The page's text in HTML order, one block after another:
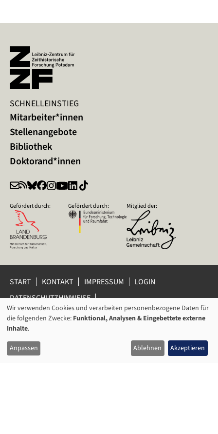
SCHNELLEINSTIEG
Mitarbeiter*innen
Stellenangebote
Bibliothek
Doktorand*innen
Gefördert durch: Gefördert durch: Mitglied der:
START KONTAKT IMPRESSUM
LOGIN
DATENSCHUTZHINWEISE
DATENSCHUTZ-EINSTELLUNGEN
HINWEISGEBERSCHUTZ
(ZZF) e.V.
VERWENDUNG
VON
PERSONENBEZOGENEN
DATEN
Wir verwenden Cookies und verarbeiten personenbezogene Daten für
die folgenden Zwecke: Funktional, Analysen & Eingebettete externe
Inhalte.
Anpassen Ablehnen Akzeptieren